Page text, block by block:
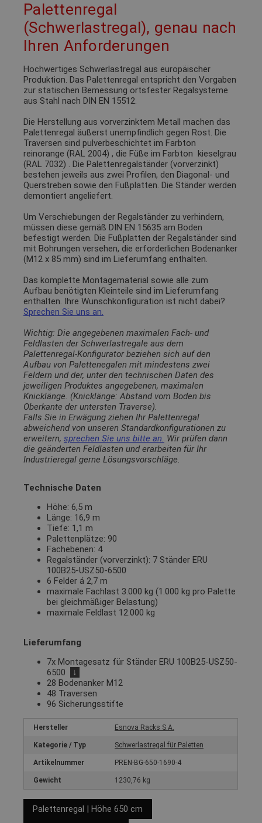
Palettenregal
(Schwerlastregal), genau nach
Ihren Anforderungen
Hochwertiges Schwerlastregal aus europäischer
Produktion. Das Palettenregal entspricht den Vorgaben
zur statischen Bemessung ortsfester Regalsysteme
aus Stahl nach DIN EN 15512.
Die Herstellung aus vorverzinktem Metall machen das
Palettenregal äußerst unempfindlich gegen Rost. Die
Traversen sind pulverbeschichtet im Farbton
reinorange (RAL 2004) , die Füße im Farbton
kieselgrau
(RAL 7032) . Die Palettenregalständer (vorverzinkt)
bestehen jeweils aus zwei Profilen, den Diagonal- und
Querstreben sowie den Fußplatten. Die Ständer werden
demontiert angeliefert.
Um Verschiebungen der Regalständer zu verhindern,
müssen diese gemäß DIN EN 15635 am Boden
befestigt werden. Die Fußplatten der Regalständer sind
mit Bohrungen versehen, die erforderlichen Bodenanker
(M12 x 85 mm) sind im Lieferumfang enthalten.
Das komplette Montagematerial sowie alle zum
Aufbau benötigten Kleinteile sind im Lieferumfang
enthalten. Ihre Wunschkonfiguration ist nicht dabei?
Sprechen Sie uns an.
Wichtig: Die angegebenen maximalen Fach- und
Feldlasten der Schwerlastregale aus dem
Palettenregal-Konfigurator beziehen sich auf den
Aufbau von Palettenegalen mit mindestens zwei
Feldern und der, unter den technischen Daten des
jeweiligen Produktes angegebenen, maximalen
Knicklänge. (Knicklänge: Abstand vom Boden bis
Oberkante der untersten Traverse).
Falls Sie in Erwägung ziehen Ihr Palettenregal
abweichend von unseren Standardkonfigurationen zu
erweitern, sprechen Sie uns bitte an. Wir prüfen dann
die geänderten Feldlasten und erarbeiten für Ihr
Industrieregal gerne Lösungsvorschläge.
Technische Daten
Höhe: 6,5 m
Länge: 16,9 m
Tiefe: 1,1 m
Palettenplätze: 90
Fachebenen: 4
Regalständer (vorverzinkt): 7 Ständer ERU
100B25-USZ50-6500
6 Felder á 2,7 m
maximale Fachlast 3.000 kg (1.000 kg pro Palette
bei gleichmäßiger Belastung)
maximale Feldlast 12.000 kg
Lieferumfang
7x Montagesatz für Ständer ERU 100B25-USZ50-
6500
↓
28 Bodenanker M12
48 Traversen
96 Sicherungsstifte
Hersteller Esnova Racks S.A.
Kategorie / Typ Schwerlastregal für Paletten
Artikelnummer PREN-BG-650-1690-4
Gewicht 1230,76 kg
Palettenregal | Höhe 650 cm